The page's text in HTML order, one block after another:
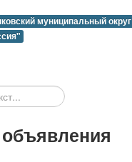
муниципальный округ